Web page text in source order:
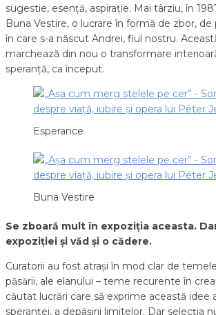
sugestie, esență, aspirație. Mai târziu, în
Buna Vestire, o lucrare în formă de zbor, de
în care s-a născut Andrei, fiul nostru.
marchează din nou o transformare
speranță, ca început.
Esperance
Buna Vestire
Se zboară mult în expoziția aceasta.
expoziției și văd și o cădere.
Curatorii au fost atrași în mod clar de
păsării, ale elanului – teme recurente în
căutat lucrări care să exprime această idee
speranței, a depășirii limitelor. Dar selecția